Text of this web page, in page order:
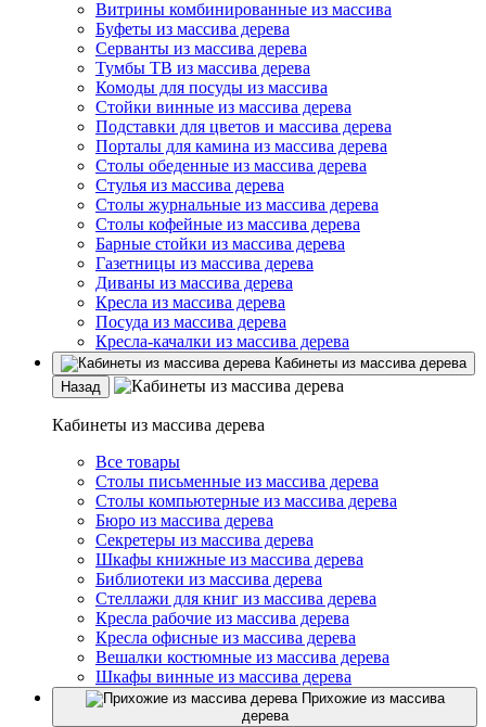
Витрины комбинированные из массива
Буфеты из массива дерева
Серванты из массива дерева
Тумбы ТВ из массива дерева
Комоды для посуды из массива
Стойки винные из массива дерева
Подставки для цветов и массива дерева
Порталы для камина из массива дерева
Столы обеденные из массива дерева
Стулья из массива дерева
Столы журнальные из массива дерева
Столы кофейные из массива дерева
Барные стойки из массива дерева
Газетницы из массива дерева
Диваны из массива дерева
Кресла из массива дерева
Посуда из массива дерева
Кресла-качалки из массива дерева
Кабинеты из массива дерева
Назад
Кабинеты из массива дерева
Все товары
Столы письменные из массива дерева
Столы компьютерные из массива дерева
Бюро из массива дерева
Секретеры из массива дерева
Шкафы книжные из массива дерева
Библиотеки из массива дерева
Стеллажи для книг из массива дерева
Кресла рабочие из массива дерева
Кресла офисные из массива дерева
Вешалки костюмные из массива дерева
Шкафы винные из массива дерева
Прихожие из массива
дерева